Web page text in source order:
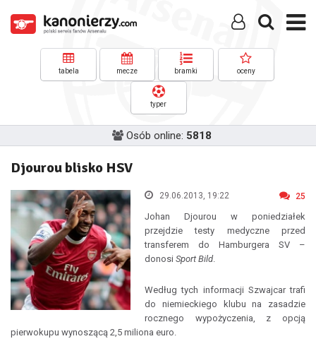
tabela mecze bramki oceny
typer
Osób online: 5818
Djourou blisko HSV
29.06.2013, 19:22 25
Johan Djourou w poniedziałek
przejdzie testy medyczne przed
transferem do Hamburgera SV –
donosi Sport Bild.
Według tych informacji Szwajcar trafi
do niemieckiego klubu na zasadzie
rocznego wypożyczenia, z opcją
pierwokupu wynoszącą 2,5 miliona euro.